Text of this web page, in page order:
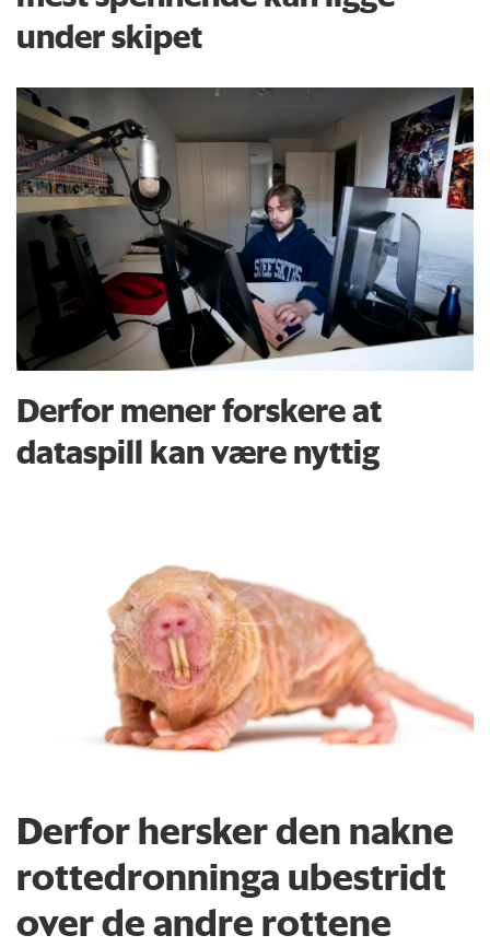
under skipet
Derfor mener forskere at
dataspill kan være nyttig
Derfor hersker den nakne
rottedronninga ubestridt
over de andre rottene